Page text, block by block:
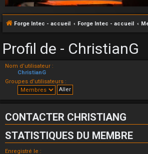
Forge Intec - accueil Forge Intec - accueil
Profil de - ChristianG
Nom d’utilisateur :
ChristianG
Groupes d’utilisateurs :
CONTACTER CHRISTIANG
STATISTIQUES DU MEMBRE
Enregistré le :